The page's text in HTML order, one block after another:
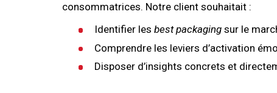
consommatrices. Notre client souhaitait :
Identifier lesbest packaging sur le
Comprendre les leviers d’activation
Disposer d’insights concrets et